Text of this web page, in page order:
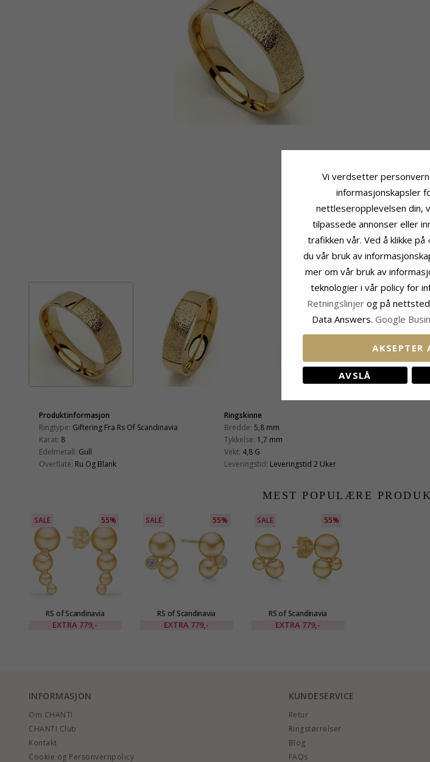
Produktinformasjon
Ringtype: Giftering Fra Rs Of Scandinavia
Karat: 8
Edelmetall: Gull
Overflate: Ru Og Blank
Ringskinne
Bredde: 5,8 mm
Tykkelse: 1,7 mm
Vekt: 4,8 G
Leveringstid: Leveringstid 2 Uker
MEST POPULÆRE
SALE 55%
RS of Scandinavia
øredobber i forgylt sølv
EXTRA 779,-
SALE 55%
RS of Scandinavia
øredobber i forgylt sølv
EXTRA 779,-
SALE 55%
RS of Scandinavia
øredobber i forgylt sølv
EXTRA 779,-
INFORMASJON
Om CHANTI
CHANTI Club
Kontakt
Cookie og Personvernpolicy
KUNDESERVICE
Retur
Ringstørrelser
Blog
FAQs
Vi verdsetter
informasjonskapsler
nettleseropplevelsen din,
tilpassede annonser eller
trafikken vår. Ved å klikke
du vår bruk av
mer om vår bruk av
teknologier i vår policy for
Retningslinjer og på
Data Answers. Google
AKSEPTER
AVSLÅ